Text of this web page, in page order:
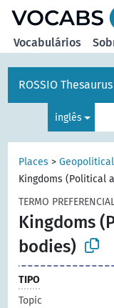
Vocabulários
ROSSIO Thesaurus
inglês
Places >
Kingdoms (Political
TERMO
Kingdoms
bodies)
TIPO
Topic